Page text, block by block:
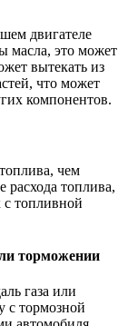
двигателе
масла, это может
вытекать из
что может
компонентов.
чем
расхода топлива,
с топливной
торможении
газа или
с тормозной